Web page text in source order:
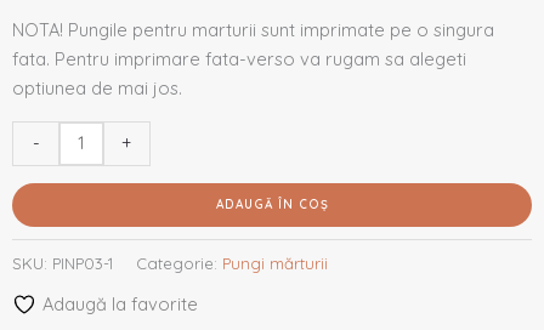
NOTA! Pungile pentru marturii sunt imprimate pe o singura
fata. Pentru imprimare fata-verso va rugam sa alegeti
optiunea de mai jos.
- +
ADAUGĂ ÎN COȘ
SKU: PINP03-1 Categorie: Pungi mărturii
Adaugă la favorite